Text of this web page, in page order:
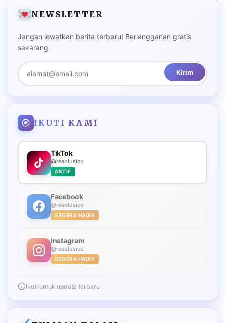
NEWSLETTER
Jangan lewatkan berita terbaru! Berlangganan gratis
sekarang.
Kirim
IKUTI KAMI
TikTok
@resolusico
AKTIF
Facebook
@resolusico
SEGERA HADIR
Instagram
@resolusico
SEGERA HADIR
Ikuti untuk update terbaru